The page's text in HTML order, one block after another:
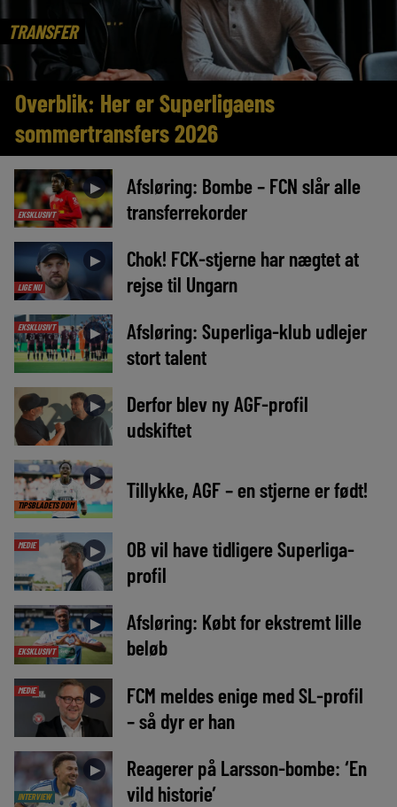
TRANSFER
Overblik: Her er Superligaens
sommertransfers 2026
EKSKLUSIVT
►
Afsløring: Bombe – FCN slår alle
transferrekorder
LIGE NU
►
Chok! FCK-stjerne har nægtet at
rejse til Ungarn
EKSKLUSIVT ►
Afsløring: Superliga-klub udlejer
stort talent
►
Derfor blev ny AGF-profil
udskiftet
TIPSBLADETS DOM
► Tillykke, AGF – en stjerne er født!
MEDIE ►
OB vil have tidligere Superliga-
profil
EKSKLUSIVT
►
Afsløring: Købt for ekstremt lille
beløb
MEDIE ►
FCM meldes enige med SL-profil
– så dyr er han
INTERVIEW
►
Reagerer på Larsson-bombe: ‘En
vild historie’